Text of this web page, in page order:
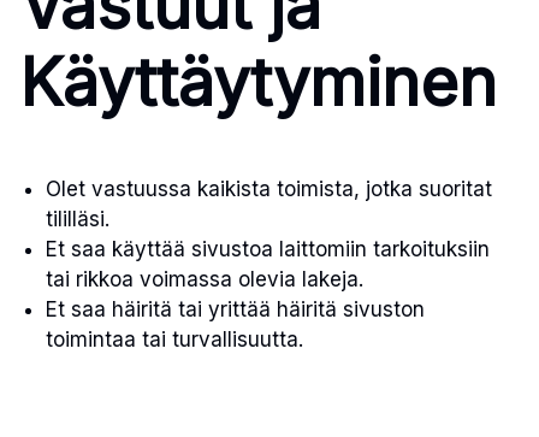
Käyttäytyminen
Olet vastuussa kaikista toimista, jotka suoritat
tililläsi.
Et saa käyttää sivustoa laittomiin tarkoituksiin
tai rikkoa voimassa olevia lakeja.
Et saa häiritä tai yrittää häiritä sivuston
toimintaa tai turvallisuutta.